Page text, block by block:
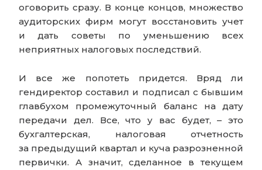
оговорить сразу. В конце концов, множество
аудиторских фирм могут восстановить учет
и дать советы по уменьшению всех
неприятных налоговых последствий.
И все же попотеть придется. Вряд ли
гендиректор составил и подписал с бывшим
главбухом промежуточный баланс на дату
передачи дел. Все, что у вас будет, – это
бухгалтерская, налоговая отчетность
за предыдущий квартал и куча разрозненной
первички. А значит, сделанное в текущем